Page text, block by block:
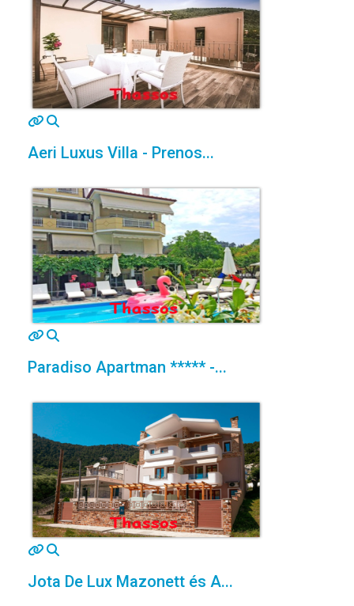
MOD_JTCS_VIEW_ARTICLE_LINK
Aeri Luxus Villa - Prenos...
MOD_JTCS_VIEW_ARTICLE_LINK
Paradiso Apartman ***** -...
MOD_JTCS_VIEW_ARTICLE_LINK
Jota De Lux Mazonett és A...